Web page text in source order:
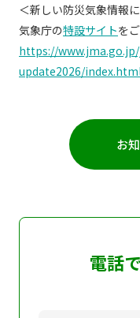
＜新しい防災気象情報
気象庁の特設サイトを
https://
update2026/
お
電話